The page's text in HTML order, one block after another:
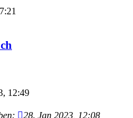
12:49
28. Jan 2023, 12:08